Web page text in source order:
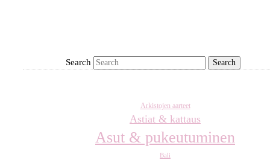
Search
Arkistojen aarteet
Astiat & kattaus
Asut & pukeutuminen
Bali